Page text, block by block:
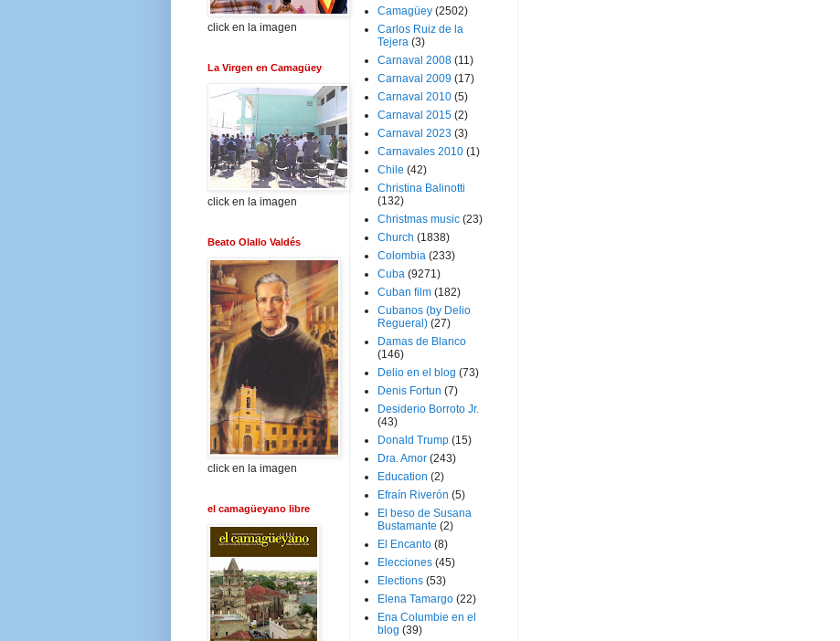
click en la imagen
La Virgen en Camagüey
click en la imagen
Beato Olallo Valdés
click en la imagen
el camagüeyano libre
Camagüey (2502)
Carlos Ruiz de la
Tejera (3)
Carnaval 2008 (11)
Carnaval 2009 (17)
Carnaval 2010 (5)
Carnaval 2015 (2)
Carnaval 2023 (3)
Carnavales 2010 (1)
Chile (42)
Christina Balinotti
(132)
Christmas music (23)
Church (1838)
Colombia (233)
Cuba (9271)
Cuban film (182)
Cubanos (by Delio
Regueral) (27)
Damas de Blanco
(146)
Delio en el blog (73)
Denis Fortun (7)
Desiderio Borroto Jr.
(43)
Donald Trump (15)
Dra. Amor (243)
Education (2)
Efraín Riverón (5)
El beso de Susana
Bustamante (2)
El Encanto (8)
Elecciones (45)
Elections (53)
Elena Tamargo (22)
Ena Columbie en el
blog (39)